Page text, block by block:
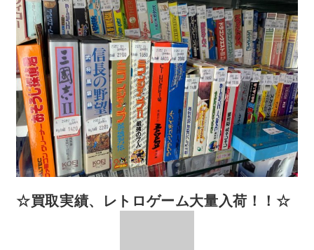
☆買取実績、レトロゲーム大量入荷！！☆